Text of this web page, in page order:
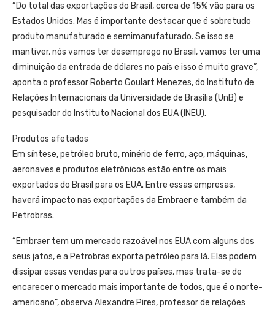
“Do total das exportações do Brasil, cerca de 15% vão para os
Estados Unidos. Mas é importante destacar que é sobretudo
produto manufaturado e semimanufaturado. Se isso se
mantiver, nós vamos ter desemprego no Brasil, vamos ter uma
diminuição da entrada de dólares no país e isso é muito grave”,
aponta o professor Roberto Goulart Menezes, do Instituto de
Relações Internacionais da Universidade de Brasília (UnB) e
pesquisador do Instituto Nacional dos EUA (INEU).
Produtos afetados
Em síntese, petróleo bruto, minério de ferro, aço, máquinas,
aeronaves e produtos eletrônicos estão entre os mais
exportados do Brasil para os EUA. Entre essas empresas,
haverá impacto nas exportações da Embraer e também da
Petrobras.
“Embraer tem um mercado razoável nos EUA com alguns dos
seus jatos, e a Petrobras exporta petróleo para lá. Elas podem
dissipar essas vendas para outros países, mas trata-se de
encarecer o mercado mais importante de todos, que é o norte-
americano”, observa Alexandre Pires, professor de relações